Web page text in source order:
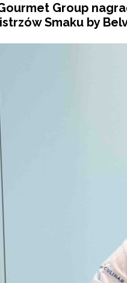
Group
Smaku by